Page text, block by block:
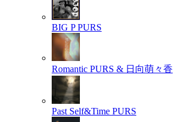
BIG P PURS
Romantic PURS & 日向萌々香
Past Self&Time PURS